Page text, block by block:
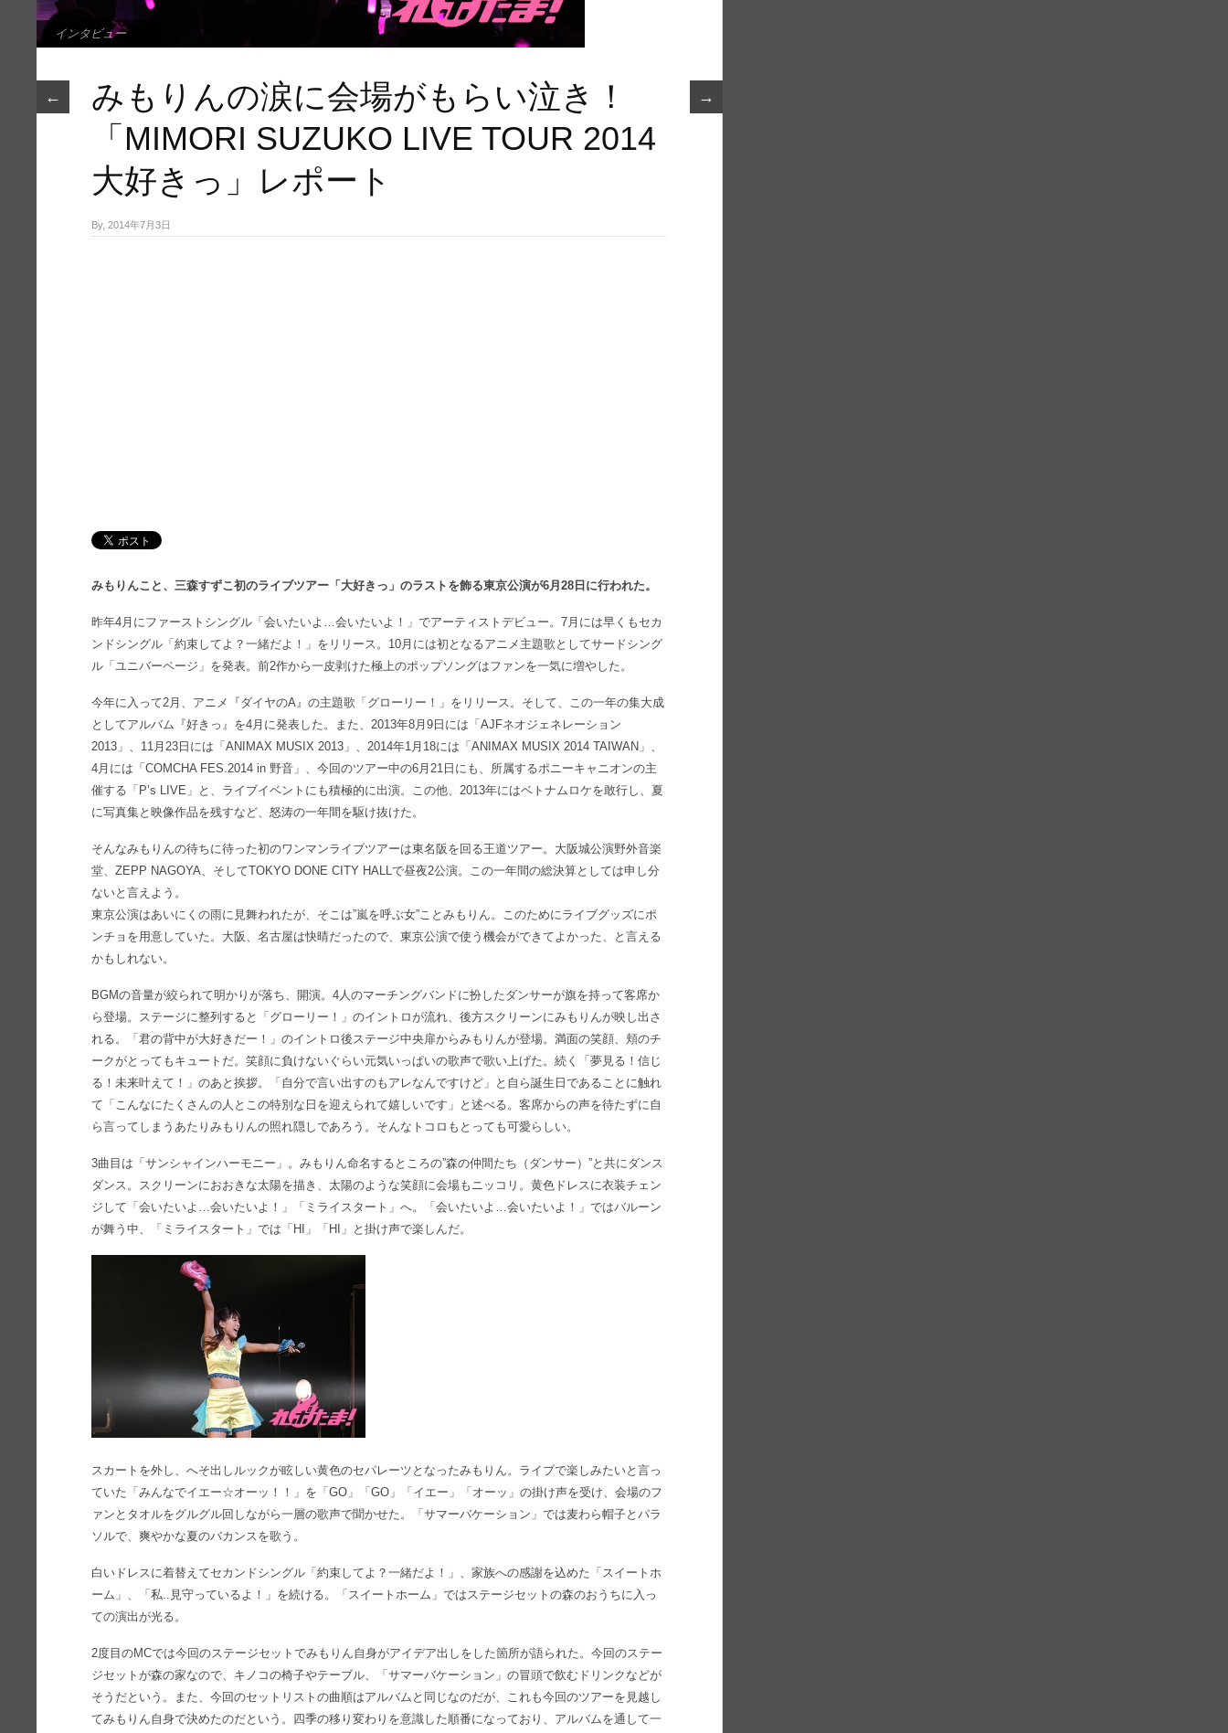
インタビュー
← →
みもりんの涙に会場がもらい泣き！
「MIMORI SUZUKO LIVE TOUR 2014
大好きっ」レポート
By, 2014年7月3日
みもりんこと、三森すずこ初のライブツアー「大好きっ」のラストを飾る東京公演が6月28日に行われた。
昨年4月にファーストシングル「会いたいよ…会いたいよ！」でアーティストデビュー。7月には早くもセカ
ンドシングル「約束してよ？一緒だよ！」をリリース。10月には初となるアニメ主題歌としてサードシング
ル「ユニバーページ」を発表。前2作から一皮剥けた極上のポップソングはファンを一気に増やした。
今年に入って2月、アニメ『ダイヤのA』の主題歌「グローリー！」をリリース。そして、この一年の集大成
としてアルバム『好きっ』を4月に発表した。また、2013年8月9日には「AJFネオジェネレーション
2013」、11月23日には「ANIMAX MUSIX 2013」、2014年1月18には「ANIMAX MUSIX 2014 TAIWAN」、
4月には「COMCHA FES.2014 in 野音」、今回のツアー中の6月21日にも、所属するポニーキャニオンの主
催する「P’s LIVE」と、ライブイベントにも積極的に出演。この他、2013年にはベトナムロケを敢行し、夏
に写真集と映像作品を残すなど、怒涛の一年間を駆け抜けた。
そんなみもりんの待ちに待った初のワンマンライブツアーは東名阪を回る王道ツアー。大阪城公演野外音楽
堂、ZEPP NAGOYA、そしてTOKYO DONE CITY HALLで昼夜2公演。この一年間の総決算としては申し分
ないと言えよう。
東京公演はあいにくの雨に見舞われたが、そこは”嵐を呼ぶ女”ことみもりん。このためにライブグッズにポ
ンチョを用意していた。大阪、名古屋は快晴だったので、東京公演で使う機会ができてよかった、と言える
かもしれない。
BGMの音量が絞られて明かりが落ち、開演。4人のマーチングバンドに扮したダンサーが旗を持って客席か
ら登場。ステージに整列すると「グローリー！」のイントロが流れ、後方スクリーンにみもりんが映し出さ
れる。「君の背中が大好きだー！」のイントロ後ステージ中央扉からみもりんが登場。満面の笑顔、頬のチ
ークがとってもキュートだ。笑顔に負けないぐらい元気いっぱいの歌声で歌い上げた。続く「夢見る！信じ
る！未来叶えて！」のあと挨拶。「自分で言い出すのもアレなんですけど」と自ら誕生日であることに触れ
て「こんなにたくさんの人とこの特別な日を迎えられて嬉しいです」と述べる。客席からの声を待たずに自
ら言ってしまうあたりみもりんの照れ隠しであろう。そんなトコロもとっても可愛らしい。
3曲目は「サンシャインハーモニー」。みもりん命名するところの”森の仲間たち（ダンサー）”と共にダンス
ダンス。スクリーンにおおきな太陽を描き、太陽のような笑顔に会場もニッコリ。黄色ドレスに衣装チェン
ジして「会いたいよ…会いたいよ！」「ミライスタート」へ。「会いたいよ…会いたいよ！」ではバルーン
が舞う中、「ミライスタート」では「HI」「HI」と掛け声で楽しんだ。
スカートを外し、へそ出しルックが眩しい黄色のセパレーツとなったみもりん。ライブで楽しみたいと言っ
ていた「みんなでイエー☆オーッ！！」を「GO」「GO」「イエー」「オーッ」の掛け声を受け、会場のフ
ァンとタオルをグルグル回しながら一層の歌声で聞かせた。「サマーバケーション」では麦わら帽子とパラ
ソルで、爽やかな夏のバカンスを歌う。
白いドレスに着替えてセカンドシングル「約束してよ？一緒だよ！」、家族への感謝を込めた「スイートホ
ーム」、「私..見守っているよ！」を続ける。「スイートホーム」ではステージセットの森のおうちに入っ
ての演出が光る。
2度目のMCでは今回のステージセットでみもりん自身がアイデア出しをした箇所が語られた。今回のステー
ジセットが森の家なので、キノコの椅子やテーブル、「サマーバケーション」の冒頭で飲むドリンクなどが
そうだという。また、今回のセットリストの曲順はアルバムと同じなのだが、これも今回のツアーを見越し
てみもりん自身で決めたのだという。四季の移り変わりを意識した順番になっており、アルバムを通して一